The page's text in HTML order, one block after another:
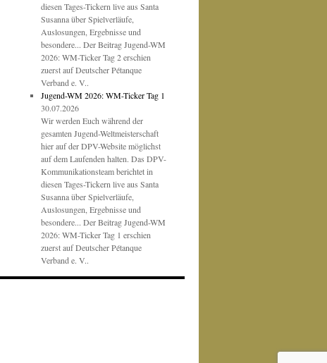
diesen Tages-Tickern live aus Santa
Susanna über Spielverläufe,
Auslosungen, Ergebnisse und
besondere... Der Beitrag Jugend-WM
2026: WM-Ticker Tag 2 erschien
zuerst auf Deutscher Pétanque
Verband e. V..
Jugend-WM 2026: WM-Ticker Tag 1
30.07.2026
Wir werden Euch während der
gesamten Jugend-Weltmeisterschaft
hier auf der DPV-Website möglichst
auf dem Laufenden halten. Das DPV-
Kommunikationsteam berichtet in
diesen Tages-Tickern live aus Santa
Susanna über Spielverläufe,
Auslosungen, Ergebnisse und
besondere... Der Beitrag Jugend-WM
2026: WM-Ticker Tag 1 erschien
zuerst auf Deutscher Pétanque
Verband e. V..